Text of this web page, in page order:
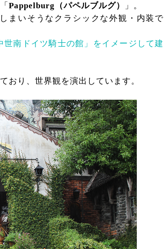
Pappelburg（パペルブルグ）
」。
まいそうなクラシックな外観・内装で
世南ドイツ騎士の館」をイメージして建
おり、世界観を演出しています。